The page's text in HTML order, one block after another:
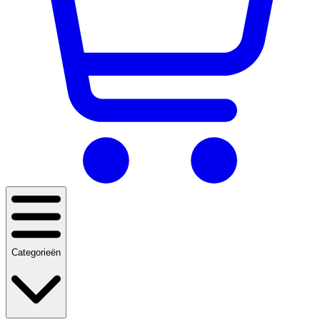
Categorieën